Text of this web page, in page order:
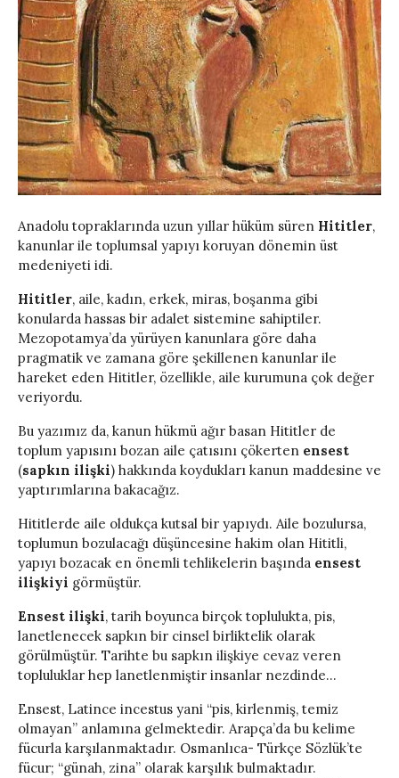
Anadolu topraklarında uzun yıllar hüküm süren Hititler,
kanunlar ile toplumsal yapıyı koruyan dönemin üst
medeniyeti idi.
Hititler, aile, kadın, erkek, miras, boşanma gibi
konularda hassas bir adalet sistemine sahiptiler.
Mezopotamya’da yürüyen kanunlara göre daha
pragmatik ve zamana göre şekillenen kanunlar ile
hareket eden Hititler, özellikle, aile kurumuna çok değer
veriyordu.
Bu yazımız da, kanun hükmü ağır basan Hititler de
toplum yapısını bozan aile çatısını çökerten ensest
(sapkın ilişki) hakkında koydukları kanun maddesine ve
yaptırımlarına bakacağız.
Hititlerde aile oldukça kutsal bir yapıydı. Aile bozulursa,
toplumun bozulacağı düşüncesine hakim olan Hititli,
yapıyı bozacak en önemli tehlikelerin başında ensest
ilişkiyi görmüştür.
Ensest ilişki, tarih boyunca birçok toplulukta, pis,
lanetlenecek sapkın bir cinsel birliktelik olarak
görülmüştür. Tarihte bu sapkın ilişkiye cevaz veren
topluluklar hep lanetlenmiştir insanlar nezdinde…
Ensest, Latince incestus yani “pis, kirlenmiş, temiz
olmayan” anlamına gelmektedir. Arapça’da bu kelime
fücurla karşılanmaktadır. Osmanlıca- Türkçe Sözlük’te
fücur; “günah, zina” olarak karşılık bulmaktadır.